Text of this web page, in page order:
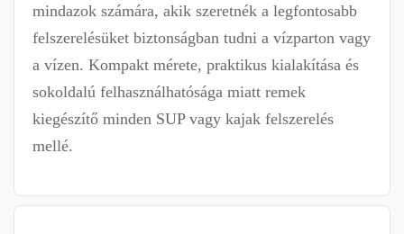
mindazok számára, akik szeretnék a legfontosabb
felszerelésüket biztonságban tudni a vízparton vagy
a vízen. Kompakt mérete, praktikus kialakítása és
sokoldalú felhasználhatósága miatt remek
kiegészítő minden SUP vagy kajak felszerelés
mellé.